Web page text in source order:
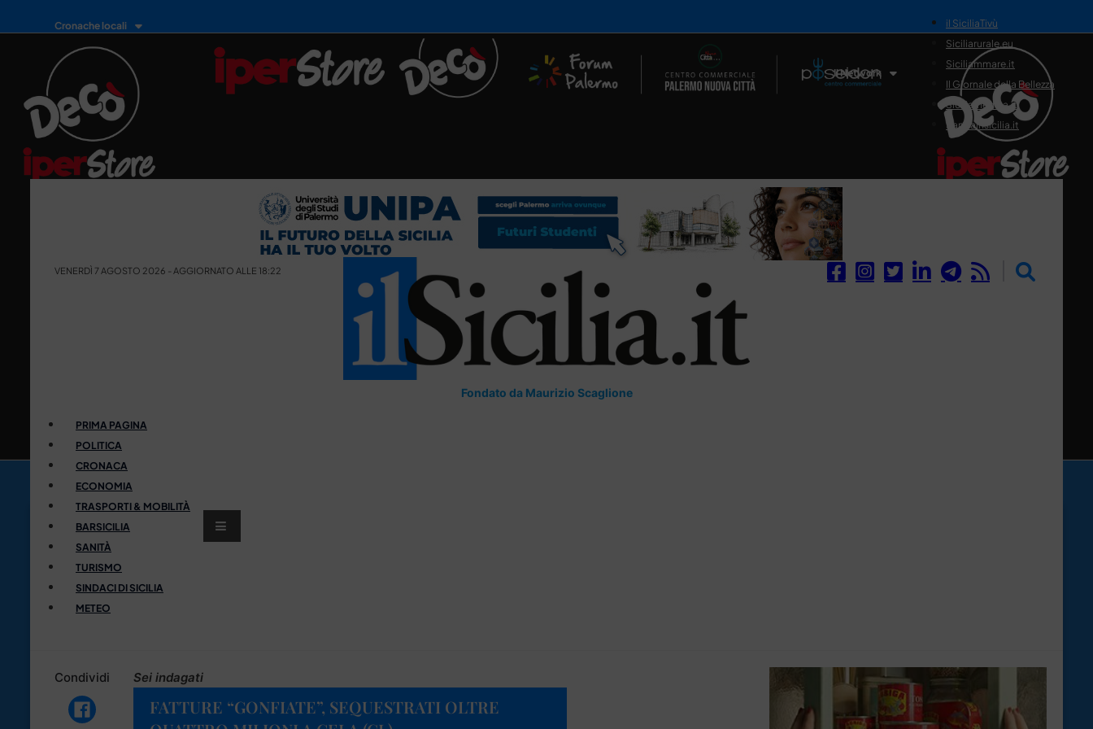
Cronache locali
Il Network
il SiciliaTivù
Siciliarurale.eu
Siciliammare.it
Il Giornale della Bellezza
Siciliamedica.it
Sanitainsicilia.it
VENERDÌ 7 AGOSTO 2026 - AGGIORNATO ALLE 18:22
Fondato da Maurizio Scaglione
PRIMA PAGINA
POLITICA
CRONACA
ECONOMIA
TRASPORTI & MOBILITÀ
BARSICILIA
SANITÀ
TURISMO
SINDACI DI SICILIA
METEO
Condividi Sei indagati
FATTURE “GONFIATE”, SEQUESTRATI OLTRE